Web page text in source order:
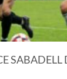
SABADELL